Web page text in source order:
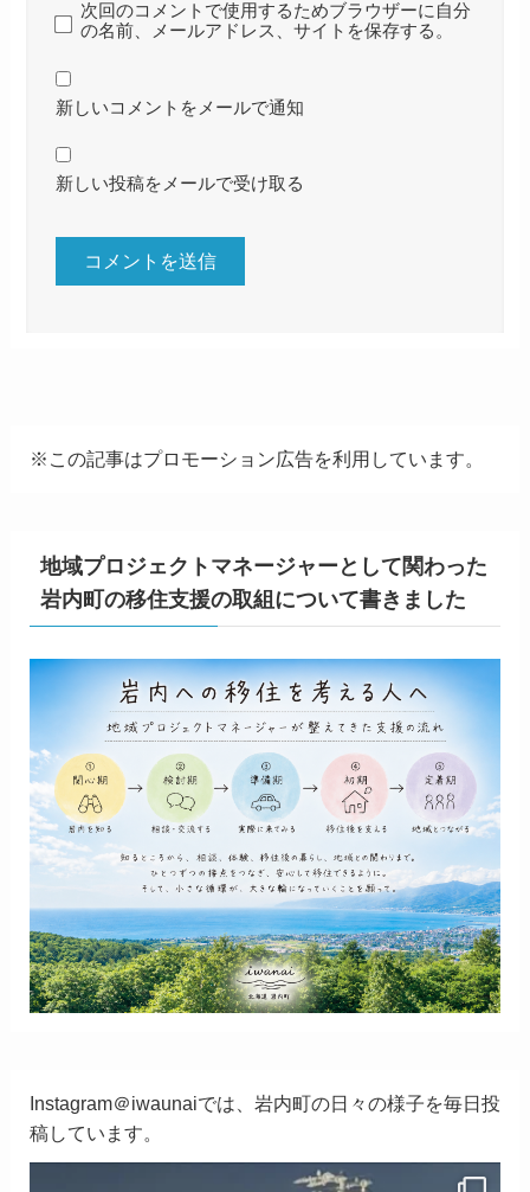
次回のコメントで使用するためブラウザーに自分
の名前、メールアドレス、サイトを保存する。
新しいコメントをメールで通知
新しい投稿をメールで受け取る
※この記事はプロモーション広告を利用しています。
地域プロジェクトマネージャーとして関わった
岩内町の移住支援の取組について書きました
Instagram＠iwaunaiでは、岩内町の日々の様子を毎日投
稿しています。